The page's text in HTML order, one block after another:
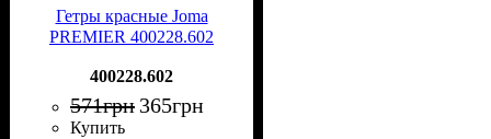
Гетры красные Joma
PREMIER 400228.602
400228.602
571грн 365грн
Купить